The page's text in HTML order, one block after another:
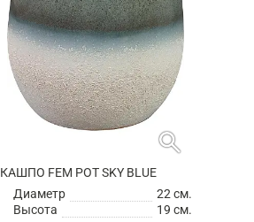
search
КАШПО FEM POT SKY BLUE
Диаметр
22 см.
Высота
19 см.